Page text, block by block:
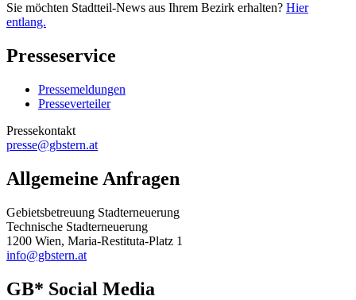
Sie möchten Stadtteil-News aus Ihrem Bezirk erhalten? Hier
entlang.
Presseservice
Pressemeldungen
Presseverteiler
Pressekontakt
presse@gbstern.at
Allgemeine Anfragen
Gebietsbetreuung Stadterneuerung
Technische Stadterneuerung
1200 Wien, Maria-Restituta-Platz 1
info@gbstern.at
GB* Social Media